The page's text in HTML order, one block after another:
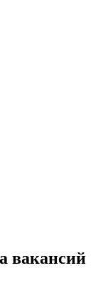
вакансий